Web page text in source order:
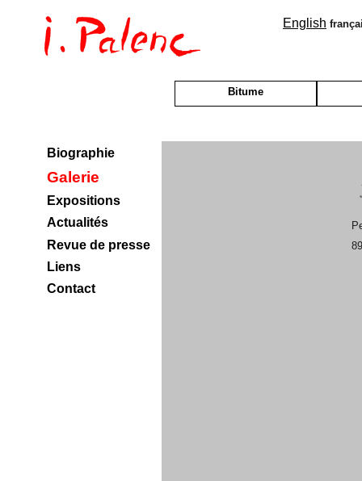
English
Bitume
Biographie
Galerie
Expositions
Actualités
Revue de presse
Liens
Contact